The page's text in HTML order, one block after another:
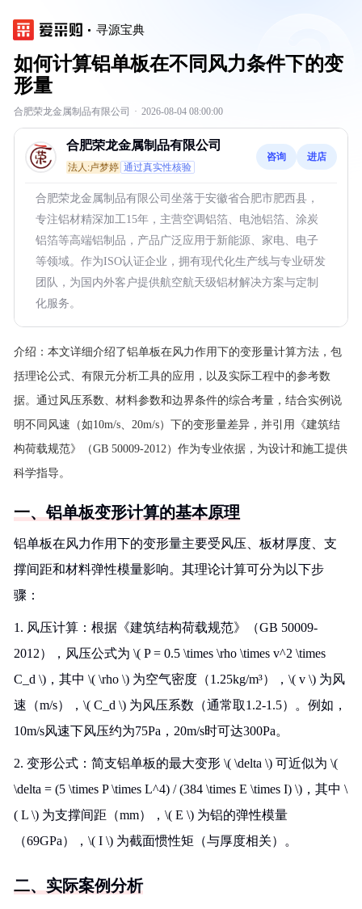
寻源宝典
如何计算铝单板在不同风力条件下的变
形量
合肥荣龙金属制品有限公司 · 2026-08-04 08:00:00
合肥荣龙金属制品有限公司
法人:卢梦婷 通过真实性核验
咨询 进店
合肥荣龙金属制品有限公司坐落于安徽省合肥市肥西县，
专注铝材精深加工15年，主营空调铝箔、电池铝箔、涂炭
铝箔等高端铝制品，产品广泛应用于新能源、家电、电子
等领域。作为ISO认证企业，拥有现代化生产线与专业研发
团队，为国内外客户提供航空航天级铝材解决方案与定制
化服务。
介绍： 本文详细介绍了铝单板在风力作用下的变形量计算方法，包
括理论公式、有限元分析工具的应用，以及实际工程中的参考数
据。通过风压系数、材料参数和边界条件的综合考量，结合实例说
明不同风速（如10m/s、20m/s）下的变形量差异，并引用《建筑结
构荷载规范》（GB 50009-2012）作为专业依据，为设计和施工提供
科学指导。
一、铝单板变形计算的基本原理
铝单板在风力作用下的变形量主要受风压、板材厚度、支
撑间距和材料弹性模量影响。其理论计算可分为以下步
骤：
1. 风压计算：根据《建筑结构荷载规范》（GB 50009-
2012），风压公式为 \( P = 0.5 \times \rho \times v^2 \times
C_d \)，其中 \( \rho \) 为空气密度（1.25kg/m³），\( v \) 为风
速（m/s），\( C_d \) 为风压系数（通常取1.2-1.5）。例如，
10m/s风速下风压约为75Pa，20m/s时可达300Pa。
2. 变形公式：简支铝单板的最大变形 \( \delta \) 可近似为 \(
\delta = (5 \times P \times L^4) / (384 \times E \times I) \)，其中 \
( L \) 为支撑间距（mm），\( E \) 为铝的弹性模量
（69GPa），\( I \) 为截面惯性矩（与厚度相关）。
二、实际案例分析